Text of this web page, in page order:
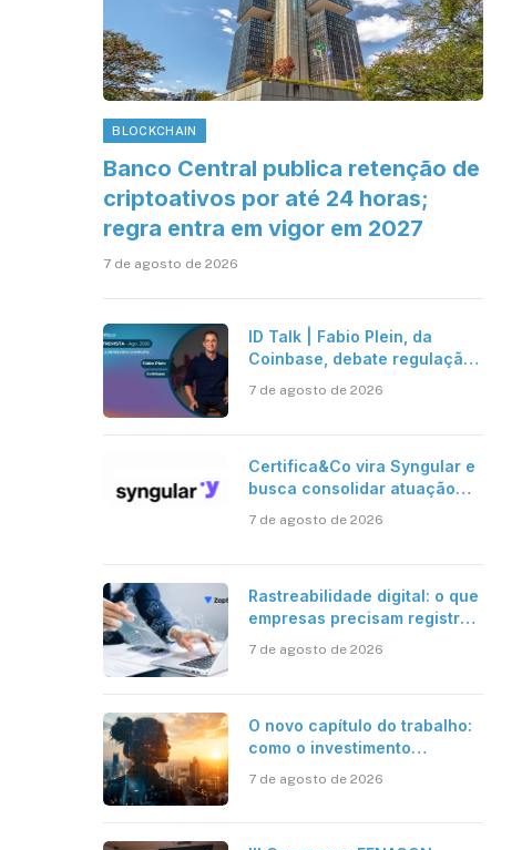
BLOCKCHAIN
Banco Central publica retenção de
criptoativos por até 24 horas;
regra entra em vigor em 2027
7 de agosto de 2026
ID Talk | Fabio Plein, da
Coinbase, debate regulação,
7 de agosto de 2026
Certifica&Co vira Syngular e
busca consolidar atuação
7 de agosto de 2026
Rastreabilidade digital: o que
empresas precisam registrar
7 de agosto de 2026
O novo capítulo do trabalho:
como o investimento
científica revela a
7 de agosto de 2026